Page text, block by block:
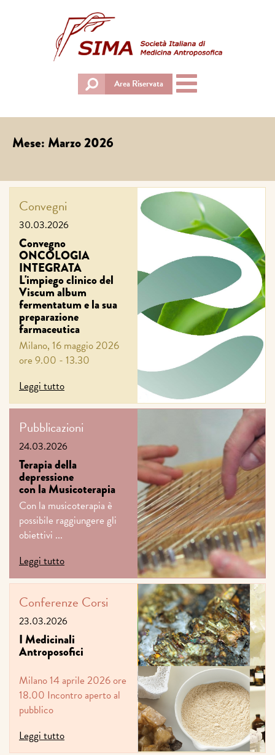
Area Riservata
Toggle
navigation
Mese: Marzo 2026
Convegni
30.03.2026
Convegno
ONCOLOGIA
INTEGRATA
L'impiego clinico del
Viscum album
fermentatum e la sua
preparazione
farmaceutica
Milano, 16 maggio 2026
ore 9.00 - 13.30
Leggi tutto
Pubblicazioni
24.03.2026
Terapia della
depressione
con la Musicoterapia
Con la musicoterapia è
possibile raggiungere gli
obiettivi ...
Leggi tutto
Conferenze Corsi
23.03.2026
I Medicinali
Antroposofici
Milano 14 aprile 2026 ore
18.00 Incontro aperto al
pubblico
Leggi tutto